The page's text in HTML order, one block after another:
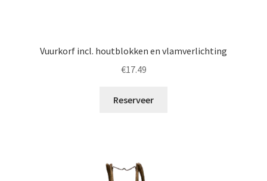
Vuurkorf incl. houtblokken en vlamverlichting
€17.49
Reserveer